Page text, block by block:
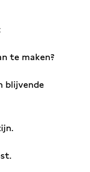
te maken?
blijvende